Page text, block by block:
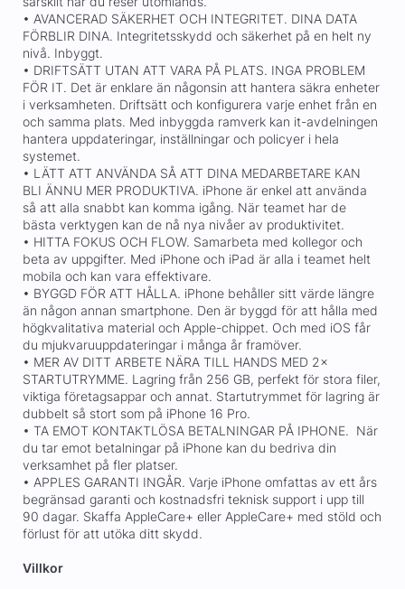
• AVANCERAD SÄKERHET OCH INTEGRITET. DINA DATA
FÖRBLIR DINA. Integritetsskydd och säkerhet på en helt ny
nivå. Inbyggt.
• DRIFTSÄTT UTAN ATT VARA PÅ PLATS. INGA PROBLEM
FÖR IT. Det är enklare än någonsin att hantera säkra enheter
i verksamheten. Driftsätt och konfigurera varje enhet från en
och samma plats. Med inbyggda ramverk kan it-avdelningen
hantera uppdateringar, inställningar och policyer i hela
systemet.
• LÄTT ATT ANVÄNDA SÅ ATT DINA MEDARBETARE KAN
BLI ÄNNU MER PRODUKTIVA. iPhone är enkel att använda
så att alla snabbt kan komma igång. När teamet har de
bästa verktygen kan de nå nya nivåer av produktivitet.
• HITTA FOKUS OCH FLOW. Samarbeta med kollegor och
beta av uppgifter. Med iPhone och iPad är alla i teamet helt
mobila och kan vara effektivare.
• BYGGD FÖR ATT HÅLLA. iPhone behåller sitt värde längre
än någon annan smartphone. Den är byggd för att hålla med
högkvalitativa material och Apple-chippet. Och med iOS får
du mjukvaruuppdateringar i många år framöver.
• MER AV DITT ARBETE NÄRA TILL HANDS MED 2×
STARTUTRYMME. Lagring från 256 GB, perfekt för stora filer,
viktiga företagsappar och annat. Startutrymmet för lagring är
dubbelt så stort som på iPhone 16 Pro.
• TA EMOT KONTAKTLÖSA BETALNINGAR PÅ IPHONE. När
du tar emot betalningar på iPhone kan du bedriva din
verksamhet på fler platser.
• APPLES GARANTI INGÅR. Varje iPhone omfattas av ett års
begränsad garanti och kostnadsfri teknisk support i upp till
90 dagar. Skaffa AppleCare+ eller AppleCare+ med stöld och
förlust för att utöka ditt skydd.
Villkor